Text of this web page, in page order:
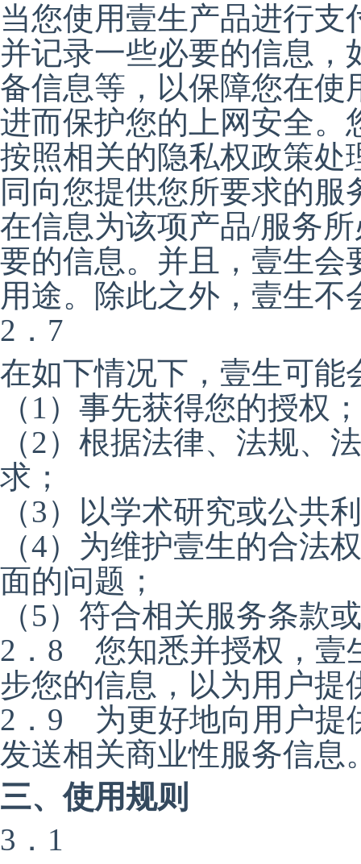
当您使用壹生产品进行
并记录一些必要的信息，
备信息等，以保障您在使
进而保护您的上网安全。
按照相关的隐私权政策处
同向您提供您所要求的
在信息为该项产品/服务
要的信息。并且，壹生会
用途。除此之外，壹生
2．7
在如下情况下，壹生可能
（1）事先获得您的授权；
（2）根据法律、法规、
求；
（3）以学术研究或公共
（4）为维护壹生的合法
面的问题；
（5）符合相关服务条款
2．8 您知悉并授权，壹
步您的信息，以为用户提
2．9 为更好地向用户提
发送相关商业性服务信息
三、使用规则
3．1